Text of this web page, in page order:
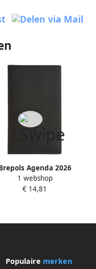
Agenda 2026
Pocket Trento
2pagina's antraciet
1 webshop
€ 14,81
Populaire merken